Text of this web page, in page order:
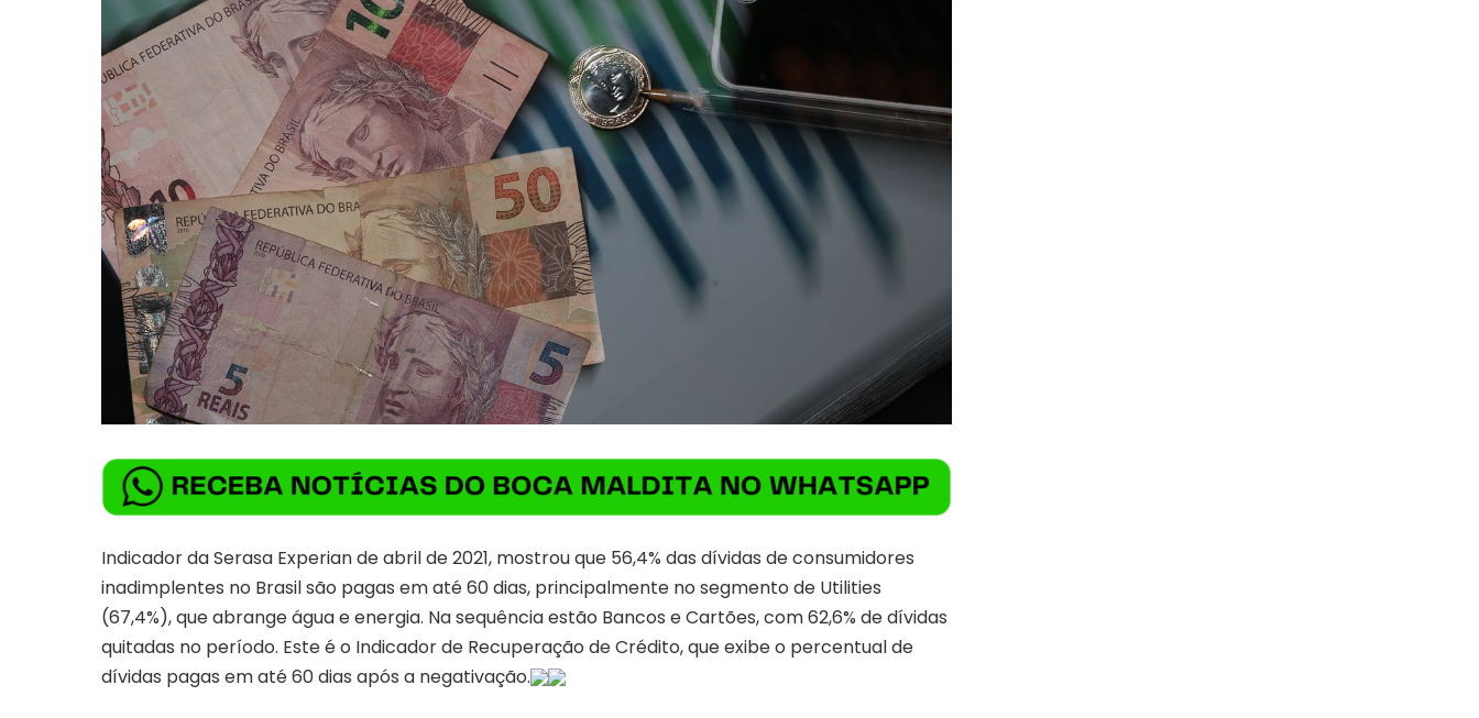
Indicador da Serasa Experian de abril de 2021, mostrou que 56,4% das dívidas de consumidores
inadimplentes no Brasil são pagas em até 60 dias, principalmente no segmento de Utilities
(67,4%), que abrange água e energia. Na sequência estão Bancos e Cartões, com 62,6% de dívidas
quitadas no período. Este é o Indicador de Recuperação de Crédito, que exibe o percentual de
dívidas pagas em até 60 dias após a negativação.